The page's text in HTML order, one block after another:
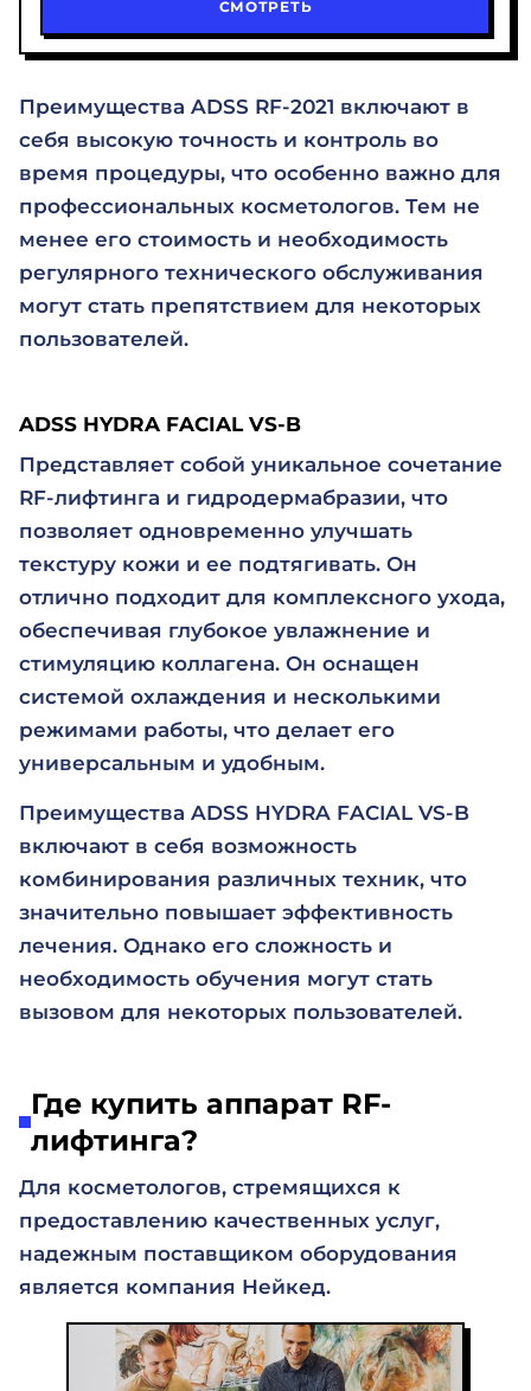
СМОТРЕТЬ
Преимущества ADSS RF-2021 включают в
себя высокую точность и контроль во
время процедуры, что особенно важно для
профессиональных косметологов. Тем не
менее его стоимость и необходимость
регулярного технического обслуживания
могут стать препятствием для некоторых
пользователей.
ADSS HYDRA FACIAL VS-B
Представляет собой уникальное сочетание
RF-лифтинга и гидродермабразии, что
позволяет одновременно улучшать
текстуру кожи и ее подтягивать. Он
отлично подходит для комплексного ухода,
обеспечивая глубокое увлажнение и
стимуляцию коллагена. Он оснащен
системой охлаждения и несколькими
режимами работы, что делает его
универсальным и удобным.
Преимущества ADSS HYDRA FACIAL VS-B
включают в себя возможность
комбинирования различных техник, что
значительно повышает эффективность
лечения. Однако его сложность и
необходимость обучения могут стать
вызовом для некоторых пользователей.
Где купить аппарат RF-
лифтинга?
Для косметологов, стремящихся к
предоставлению качественных услуг,
надежным поставщиком оборудования
является компания Нейкед.